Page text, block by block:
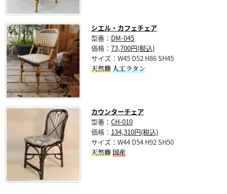
シエル・カフェチェア
型番： DM-045
価格： 73,700円(税込)
サイズ：W45 D52 H86 SH45
天然籐人工ラタン
カウンターチェア
型番： CH-010
価格： 134,310円(税込)
サイズ：W44 D54 H92 SH50
天然籐国産